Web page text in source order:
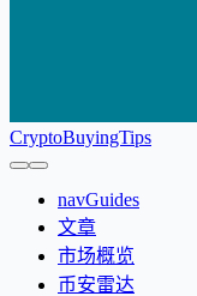
CryptoBuyingTips
navGuides
文章
市场概览
币安雷达